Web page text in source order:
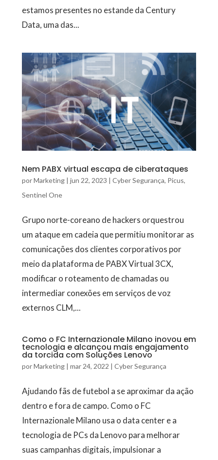
estamos presentes no estande da Century
Data, uma das...
Nem PABX virtual escapa de ciberataques
porMarketing| jun 22, 2023 | Cyber Segurança, Picus,
Sentinel One
Grupo norte-coreano de hackers orquestrou
um ataque em cadeia que permitiu monitorar as
comunicações dos clientes corporativos por
meio da plataforma de PABX Virtual 3CX,
modificar o roteamento de chamadas ou
intermediar conexões em serviços de voz
externos CLM,...
Como o FC Internazionale Milano inovou em
tecnologia e alcançou mais engajamento
da torcida com Soluções Lenovo
porMarketing| mar 24, 2022 | Cyber Segurança
Ajudando fãs de futebol a se aproximar da ação
dentro e fora de campo. Como o FC
Internazionale Milano usa o data center e a
tecnologia de PCs da Lenovo para melhorar
suas campanhas digitais, impulsionar a